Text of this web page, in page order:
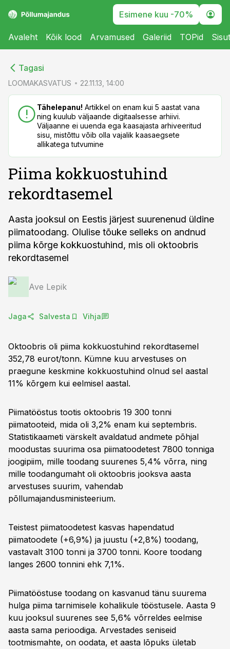
Esimene kuu -70%
Avaleht Kõik lood Arvamused Galeriid TOPid
Tagasi
LOOMAKASVATUS 22.11.13, 14:00
Tähelepanu! Artikkel on enam kui 5 aastat vana
ning kuulub väljaande digitaalsesse arhiivi.
Väljaanne ei uuenda ega kaasajasta arhiveeritud
sisu, mistõttu võib olla vajalik kaasaegsete
allikatega tutvumine
Piima kokkuostuhind
rekordtasemel
Aasta jooksul on Eestis järjest suurenenud üldine
piimatoodang. Olulise tõuke selleks on andnud
piima kõrge kokkuostuhind, mis oli oktoobris
rekordtasemel
Ave Lepik
Jaga Salvesta Vihja
Oktoobris oli piima kokkuostuhind rekordtasemel
352,78 eurot/tonn. Kümne kuu arvestuses on
praegune keskmine kokkuostuhind olnud sel aastal
11% kõrgem kui eelmisel aastal.
Piimatööstus tootis oktoobris 19 300 tonni
piimatooteid, mida oli 3,2% enam kui septembris.
Statistikaameti värskelt avaldatud andmete põhjal
moodustas suurima osa piimatoodetest 7800 tonniga
joogipiim, mille toodang suurenes 5,4% võrra, ning
mille toodangumaht oli oktoobris jooksva aasta
arvestuses suurim, vahendab
põllumajandusministeerium.
Teistest piimatoodetest kasvas hapendatud
piimatoodete (+6,9%) ja juustu (+2,8%) toodang,
vastavalt 3100 tonni ja 3700 tonni. Koore toodang
langes 2600 tonnini ehk 7,1%.
Piimatööstuse toodang on kasvanud tänu suurema
hulga piima tarnimisele kohalikule tööstusele. Aasta 9
kuu jooksul suurenes see 5,6% võrreldes eelmise
aasta sama perioodiga. Arvestades seniseid
tootmismahte, on oodata, et aasta lõpuks ületab